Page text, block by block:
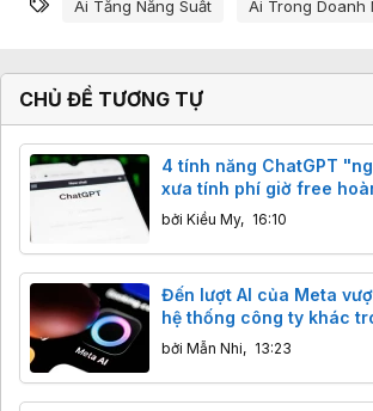
Ai Tăng Năng Suất Ai Trong Doanh
CHỦ ĐỀ TƯƠNG TỰ
4 tính năng ChatGPT
xưa tính phí giờ free
bởi Kiều My, 16:10
Đến lượt AI của Meta
hệ thống công ty khác
thử
bởi Mẫn Nhi, 13:23